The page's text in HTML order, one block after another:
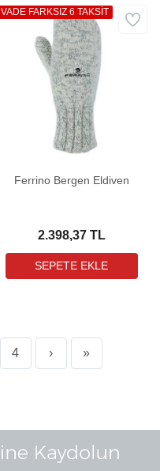
Ferrino Bergen Eldiven
2.398,37 TL
VADE FARKSIZ 6 TAKSİT
4 › »